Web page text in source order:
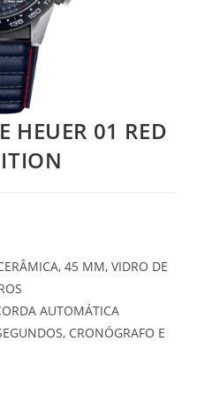
HEUER 01 RED
45 MM, VIDRO DE
AUTOMÁTICA
CRONÓGRAFO E